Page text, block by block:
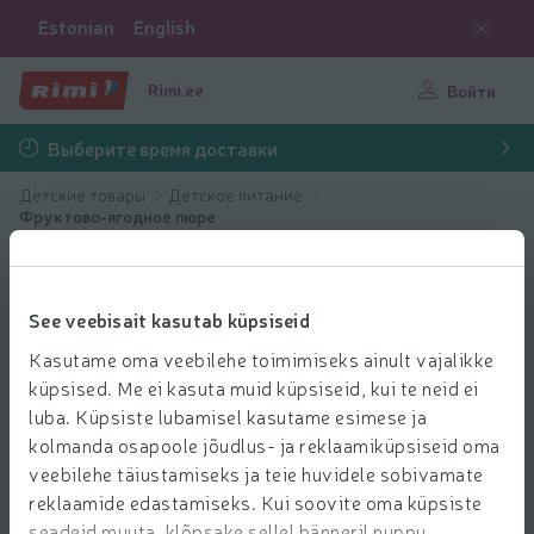
See veebisait kasutab küpsiseid
Kasutame oma veebilehe toimimiseks ainult vajalikke
küpsised. Me ei kasuta muid küpsiseid, kui te neid ei
luba. Küpsiste lubamisel kasutame esimese ja
kolmanda osapoole jõudlus- ja reklaamiküpsiseid oma
veebilehe täiustamiseks ja teie huvidele sobivamate
reklaamide edastamiseks. Kui soovite oma küpsiste
Estonian English
Rimi.ee Войти
Выберите время доставки
Детские товары
Детское питание
Фруктово-ягодное пюре
Подарок в придачу